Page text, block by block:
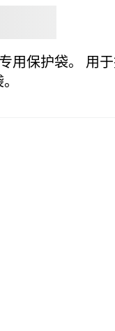
用保护袋。 用